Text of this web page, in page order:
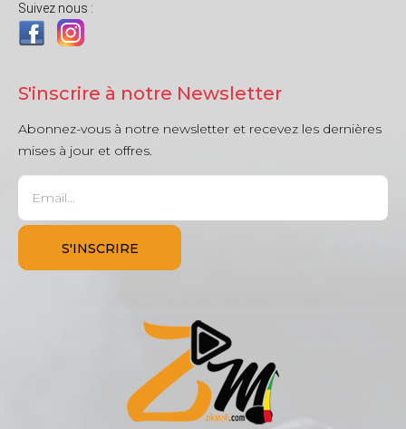
Suivez nous :
S'inscrire à notre Newsletter
Abonnez-vous à notre newsletter et recevez les dernières
mises à jour et offres.